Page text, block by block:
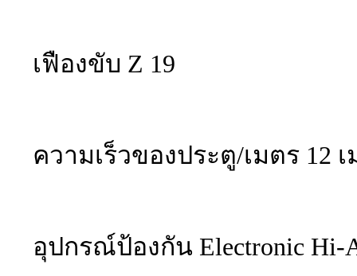
เฟืองขับ Z 19
ความเร็วของประตู/เมตร 12
อุปกรณ์ป้องกัน Electronic Hi-